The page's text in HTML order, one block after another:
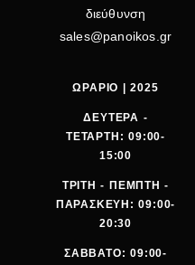
διεύθυνση
sales@panoikos.gr
ΩΡΑΡΙΟ | 2025
ΔΕΥΤΕΡΑ -
ΤΕΤΑΡΤΗ: 09:00-
15:00
ΤΡΙΤΗ - ΠΕΜΠΤΗ -
ΠΑΡΑΣΚΕΥΗ: 09:00-
20:30
ΣΑΒΒΑΤΟ: 09:00-